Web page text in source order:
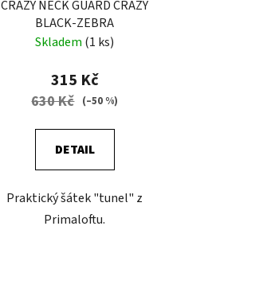
CRAZY NECK GUARD CRAZY
BLACK-ZEBRA
Skladem (1 ks)
315 Kč
630 Kč (–50 %)
DETAIL
Praktický šátek "tunel" z
Primaloftu.